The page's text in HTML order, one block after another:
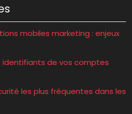
mobiles marketing : enjeux
de vos comptes
les plus fréquentes dans les